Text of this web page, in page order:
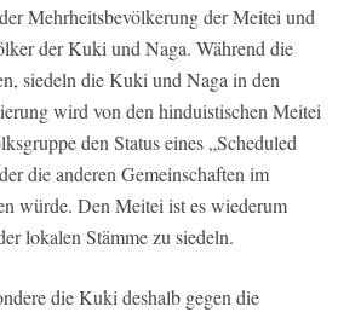
Mehrheitsbevölkerung der Meitei und
der Kuki und Naga. Während die
siedeln die Kuki und Naga in den
wird von den hinduistischen Meitei
den Status eines „Scheduled
die anderen Gemeinschaften im
würde. Den Meitei ist es wiederum
lokalen Stämme zu siedeln.
die Kuki deshalb gegen die